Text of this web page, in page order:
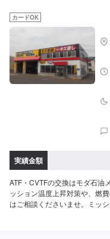
カードOK
実績金額
ATF・CVTFの交換はモダ石油
ッション温度上昇対策や、燃
はご相談くださいませ。ミッ